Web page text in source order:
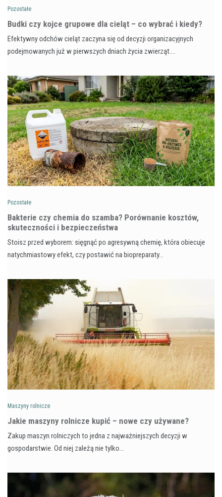
Pozostałe
Budki czy kojce grupowe dla cieląt – co wybrać i kiedy?
Efektywny odchów cieląt zaczyna się od decyzji organizacyjnych
podejmowanych już w pierwszych dniach życia zwierząt.…
Pozostałe
Bakterie czy chemia do szamba? Porównanie kosztów,
skuteczności i bezpieczeństwa
Stoisz przed wyborem: sięgnąć po agresywną chemię, która obiecuje
natychmiastowy efekt, czy postawić na biopreparaty…
Maszyny rolnicze
Jakie maszyny rolnicze kupić – nowe czy używane?
Zakup maszyn rolniczych to jedna z najważniejszych decyzji w
gospodarstwie. Od niej zależą nie tylko…